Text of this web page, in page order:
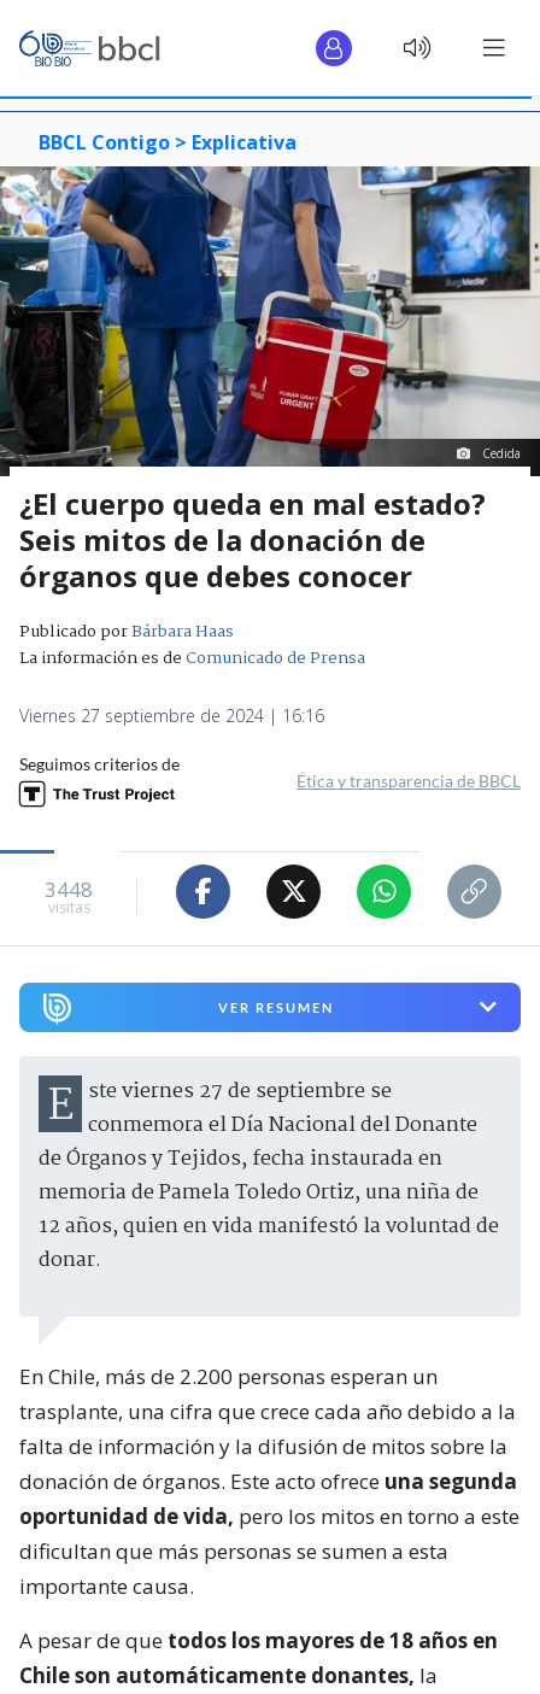
BBCL Contigo > Explicativa
Cedida
¿El cuerpo queda en mal estado?
Seis mitos de la donación de
órganos que debes conocer
Publicado porBárbara Haas
La información es deComunicado de Prensa
Viernes 27 septiembre de 2024 | 16:16
Seguimos criterios de
Ética y transparencia de BBCL
3448
visitas
VER RESUMEN
Este viernes 27 de septiembre se conmemora el Día Nacional del Donante
de Órganos y Tejidos, fecha instaurada en
memoria de Pamela Toledo Ortiz, una niña de
12 años, quien en vida manifestó la voluntad de
donar.
En Chile, más de 2.200 personas esperan un
trasplante, una cifra que crece cada año debido a la
falta de información y la difusión de mitos sobre la
donación de órganos. Este acto ofrece una segunda
oportunidad de vida, pero los mitos en torno a este
dificultan que más personas se sumen a esta
importante causa.
A pesar de que todos los mayores de 18 años en
Chile son automáticamente donantes, la